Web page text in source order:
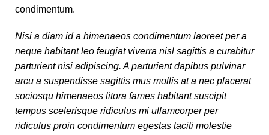
condimentum.
Nisi a diam id a himenaeos condimentum laoreet per a
neque habitant leo feugiat viverra nisl sagittis a curabitur
parturient nisi adipiscing. A parturient dapibus pulvinar
arcu a suspendisse sagittis mus mollis at a nec placerat
sociosqu himenaeos litora fames habitant suscipit
tempus scelerisque ridiculus mi ullamcorper per
ridiculus proin condimentum egestas taciti molestie